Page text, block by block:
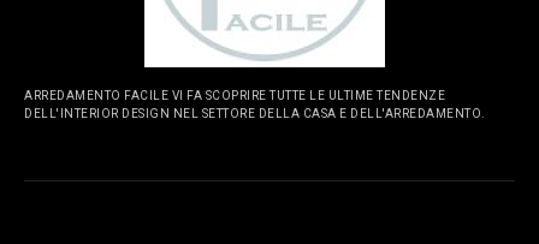
ARREDAMENTO FACILE VI FA SCOPRIRE TUTTE LE ULTIME TENDENZE
DELL'INTERIOR DESIGN NEL SETTORE DELLA CASA E DELL'ARREDAMENTO.